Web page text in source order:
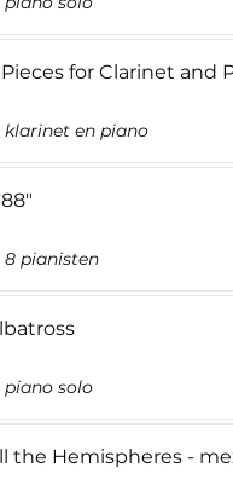
for Clarinet and
klarinet en piano
8 pianisten
piano solo
the Hemispheres -